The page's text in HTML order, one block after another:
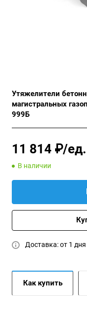
Утяжелители
магистральных
999Б
11 814 ₽/ед.
В наличии
Доставка: от 1 дня
Как купить